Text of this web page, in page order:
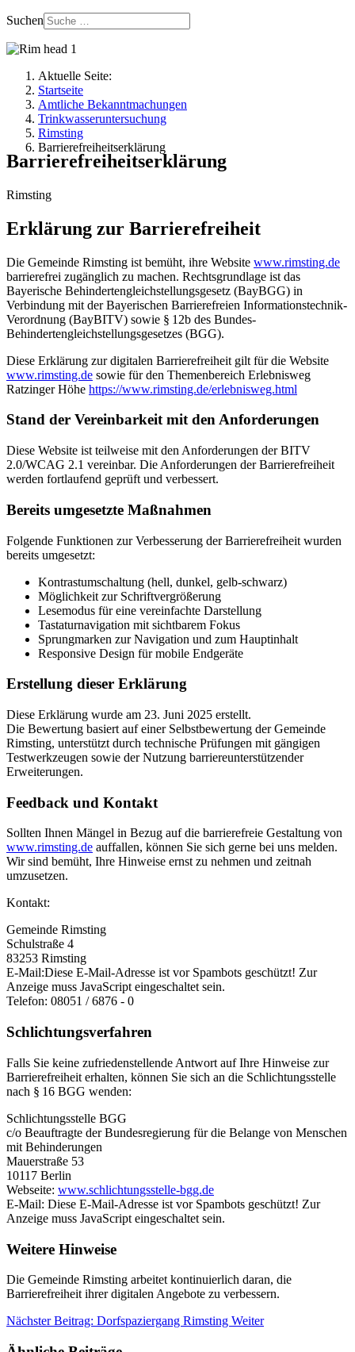
Suchen
Aktuelle Seite:
Startseite
Amtliche Bekanntmachungen
Trinkwasseruntersuchung
Rimsting
Barrierefreiheitserklärung
Barrierefreiheitserklärung
Rimsting
Erklärung zur Barrierefreiheit
Die Gemeinde Rimsting ist bemüht, ihre Website www.rimsting.de
barrierefrei zugänglich zu machen. Rechtsgrundlage ist das
Bayerische Behindertengleichstellungsgesetz (BayBGG) in
Verbindung mit der Bayerischen Barrierefreien Informationstechnik-
Verordnung (BayBITV) sowie § 12b des Bundes-
Behindertengleichstellungsgesetzes (BGG).
Diese Erklärung zur digitalen Barrierefreiheit gilt für die Website
www.rimsting.de sowie für den Themenbereich Erlebnisweg
Ratzinger Höhe https://www.rimsting.de/erlebnisweg.html
Stand der Vereinbarkeit mit den Anforderungen
Diese Website ist teilweise mit den Anforderungen der BITV
2.0/WCAG 2.1 vereinbar. Die Anforderungen der Barrierefreiheit
werden fortlaufend geprüft und verbessert.
Bereits umgesetzte Maßnahmen
Folgende Funktionen zur Verbesserung der Barrierefreiheit wurden
bereits umgesetzt:
Kontrastumschaltung (hell, dunkel, gelb-schwarz)
Möglichkeit zur Schriftvergrößerung
Lesemodus für eine vereinfachte Darstellung
Tastaturnavigation mit sichtbarem Fokus
Sprungmarken zur Navigation und zum Hauptinhalt
Responsive Design für mobile Endgeräte
Erstellung dieser Erklärung
Diese Erklärung wurde am 23. Juni 2025 erstellt.
Die Bewertung basiert auf einer Selbstbewertung der Gemeinde
Rimsting, unterstützt durch technische Prüfungen mit gängigen
Testwerkzeugen sowie der Nutzung barriereunterstützender
Erweiterungen.
Feedback und Kontakt
Sollten Ihnen Mängel in Bezug auf die barrierefreie Gestaltung von
www.rimsting.de auffallen, können Sie sich gerne bei uns melden.
Wir sind bemüht, Ihre Hinweise ernst zu nehmen und zeitnah
umzusetzen.
Kontakt:
Gemeinde Rimsting
Schulstraße 4
83253 Rimsting
E-Mail:Diese E-Mail-Adresse ist vor Spambots geschützt! Zur
Anzeige muss JavaScript eingeschaltet sein.
Telefon: 08051 / 6876 - 0
Schlichtungsverfahren
Falls Sie keine zufriedenstellende Antwort auf Ihre Hinweise zur
Barrierefreiheit erhalten, können Sie sich an die Schlichtungsstelle
nach § 16 BGG wenden:
Schlichtungsstelle BGG
c/o Beauftragte der Bundesregierung für die Belange von Menschen
mit Behinderungen
Mauerstraße 53
10117 Berlin
Webseite: www.schlichtungsstelle-bgg.de
E-Mail: Diese E-Mail-Adresse ist vor Spambots geschützt! Zur
Anzeige muss JavaScript eingeschaltet sein.
Weitere Hinweise
Die Gemeinde Rimsting arbeitet kontinuierlich daran, die
Barrierefreiheit ihrer digitalen Angebote zu verbessern.
Nächster Beitrag: Dorfspaziergang Rimsting Weiter